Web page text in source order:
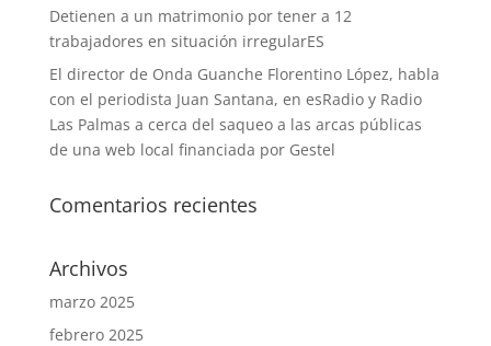
Detienen a un matrimonio por tener a 12
trabajadores en situación irregularES
El director de Onda Guanche Florentino López, habla
con el periodista Juan Santana, en esRadio y Radio
Las Palmas a cerca del saqueo a las arcas públicas
de una web local financiada por Gestel
Comentarios recientes
Archivos
marzo 2025
febrero 2025